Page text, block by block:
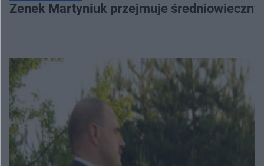
Zenek Martyniuk przejmuje